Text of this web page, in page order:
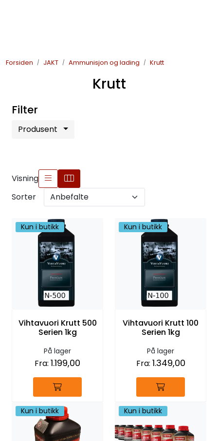
Forsiden JAKT Ammunisjon og lading Krutt
Krutt
Filter
Produsent
Visning
Sorter
Kun i butikk
Vihtavuori Krutt 500
Serien 1kg
På lager
Fra: 1.199,00
Kun i butikk
Vihtavuori Krutt 100
Serien 1kg
På lager
Fra: 1.349,00
Kun i butikk Kun i butikk
FISKE